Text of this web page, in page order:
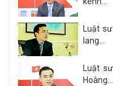
Luật
lang...
Luật
Hoàng...